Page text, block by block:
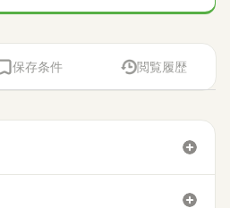
保存条件 閲覧履歴